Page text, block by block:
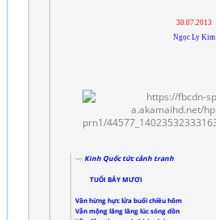
30.07.2013
Ngọc Ly Kim
Kinh Quốc tức cảnh tranh
TUỔI BẢY MƯƠI
Vãn hừng hực lửa buổi chiều hôm
Vẫn mộng lâng lâng lúc sóng dồn